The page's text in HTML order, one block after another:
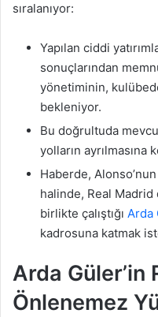
sıralanıyor:
Yapılan ciddi
sonuçlarından
yönetiminin,
bekleniyor.
Bu doğrultuda
yolların ayrılmasına
Haberde,
halinde, Real Madrid
birlikte çalıştığı Arda
kadrosuna katmak
Arda Güler’in
Önlenemez